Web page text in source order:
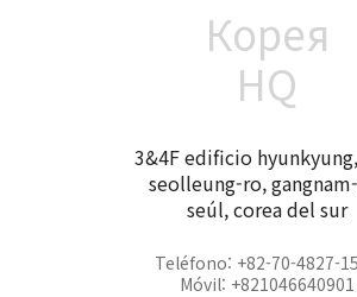
Корея
HQ
3&4F edificio
seolleung-ro,
seúl, corea del sur
Teléfono: +82-70-4827-
Móvil: +821046640901